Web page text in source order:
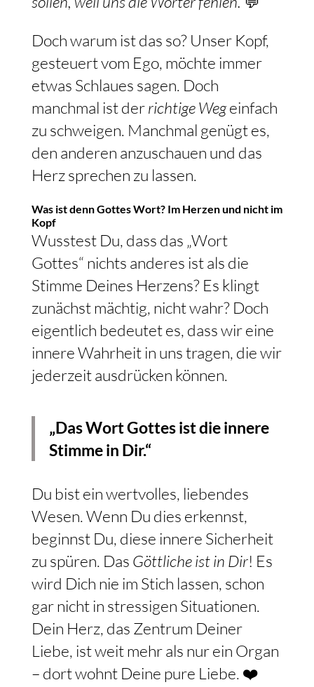
Doch warum ist das so? Unser Kopf,
gesteuert vom Ego, möchte immer
etwas Schlaues sagen. Doch
manchmal ist derrichtige Wegeinfach
zu schweigen. Manchmal genügt es,
den anderen anzuschauen und das
Herz sprechen zu lassen.
Was ist denn Gottes Wort? Im Herzen und nicht im
Kopf
Wusstest Du, dass das „Wort
Gottes“ nichts anderes ist als die
Stimme Deines Herzens? Es klingt
zunächst mächtig, nicht wahr? Doch
eigentlich bedeutet es, dass wir eine
innere Wahrheit in uns tragen, die wir
jederzeit ausdrücken können.
„Das Wort Gottes ist die innere
Stimme in Dir.“
Du bist ein wertvolles, liebendes
Wesen. Wenn Du dies erkennst,
beginnst Du, diese innere Sicherheit
zu spüren. Das Göttliche ist in Dir! Es
wird Dich nie im Stich lassen, schon
gar nicht in stressigen Situationen.
Dein Herz, das Zentrum Deiner
Liebe, ist weit mehr als nur ein Organ
– dort wohnt Deine pure Liebe. ❤️